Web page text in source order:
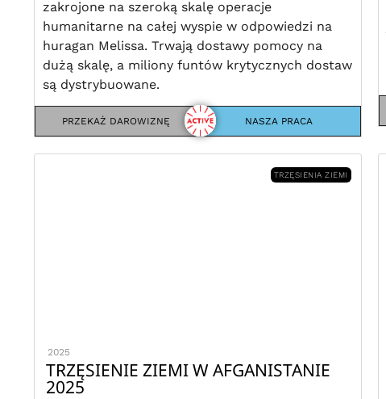
zakrojone na szeroką skalę operacje
humanitarne na całej wyspie w odpowiedzi na
huragan Melissa. Trwają dostawy pomocy na
dużą skalę, a miliony funtów krytycznych dostaw
są dystrybuowane.
PRZEKAŻ DAROWIZNĘ NASZA PRACA
TRZĘSIENIA ZIEMI
2025
TRZĘSIENIE ZIEMI W AFGANISTANIE
2025